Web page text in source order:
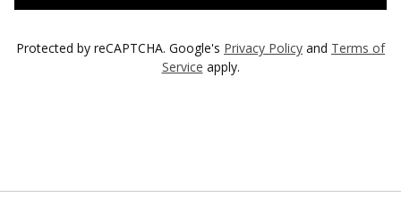
Protected by reCAPTCHA. Google's Privacy Policy and Terms of
Service apply.